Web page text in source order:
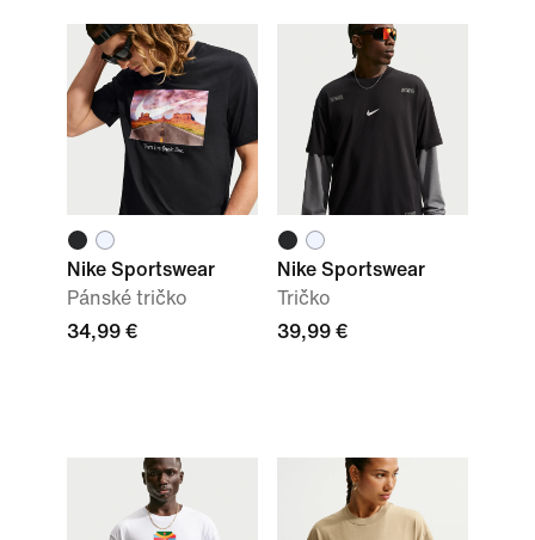
Nike Sportswear
Pánské tričko
34,99 €
Nike Sportswear
Tričko
39,99 €